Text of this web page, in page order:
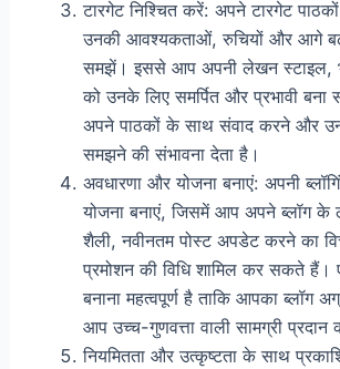
टारगेट निश्चित करें: अपने टारगेट
उनकी आवश्यकताओं, रुचियों और आगे
समझें। इससे आप अपनी लेखन स्टाइल,
को उनके लिए समर्पित और प्रभावी
अपने पाठकों के साथ संवाद करने और
समझने की संभावना देता है।
अवधारणा और योजना बनाएं: अपनी
योजना बनाएं, जिसमें आप अपने ब्लॉग के
शैली, नवीनतम पोस्ट अपडेट करने का
प्रमोशन की विधि शामिल कर सकते हैं।
बनाना महत्वपूर्ण है ताकि आपका ब्लॉग
आप उच्च-गुणवत्ता वाली सामग्री
नियमितता और उत्कृष्टता के साथ